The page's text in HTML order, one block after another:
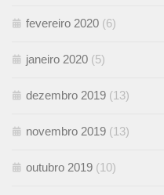
fevereiro 2020 (6)
janeiro 2020 (5)
dezembro 2019 (13)
novembro 2019 (13)
outubro 2019 (10)